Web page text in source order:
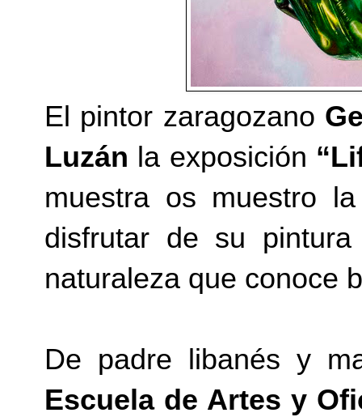
El pintor zaragozano
Luzán la exposición
muestra os muestro
disfrutar de su
naturaleza que conoce
De padre libanés y
Escuela de Artes y